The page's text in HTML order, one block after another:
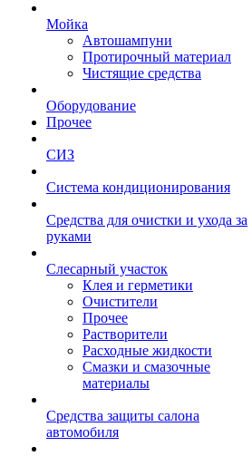
Мойка
Автошампуни
Протирочный материал
Чистящие средства
Оборудование
Прочее
СИЗ
Система кондиционирования
Средства для очистки и ухода за
руками
Слесарный участок
Клея и герметики
Очистители
Прочее
Растворители
Расходные жидкости
Смазки и смазочные
материалы
Средства защиты салона
автомобиля